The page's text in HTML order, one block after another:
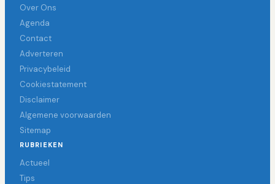
Over Ons
Agenda
Contact
Adverteren
Privacybeleid
Cookiestatement
Disclaimer
Algemene voorwaarden
Sitemap
RUBRIEKEN
Actueel
Tips